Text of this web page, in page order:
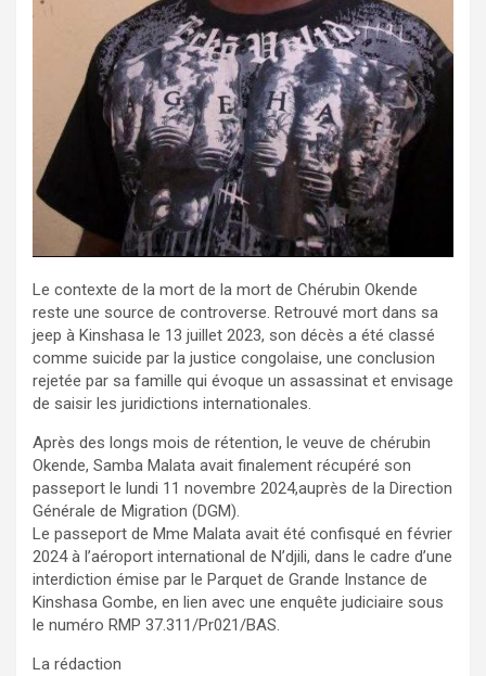
Le contexte de la mort de la mort de Chérubin Okende
reste une source de controverse. Retrouvé mort dans sa
jeep à Kinshasa le 13 juillet 2023, son décès a été classé
comme suicide par la justice congolaise, une conclusion
rejetée par sa famille qui évoque un assassinat et envisage
de saisir les juridictions internationales.
Après des longs mois de rétention, le veuve de chérubin
Okende, Samba Malata avait finalement récupéré son
passeport le lundi 11 novembre 2024,auprès de la Direction
Générale de Migration (DGM).
Le passeport de Mme Malata avait été confisqué en février
2024 à l’aéroport international de N’djili, dans le cadre d’une
interdiction émise par le Parquet de Grande Instance de
Kinshasa Gombe, en lien avec une enquête judiciaire sous
le numéro RMP 37.311/Pr021/BAS.
La rédaction